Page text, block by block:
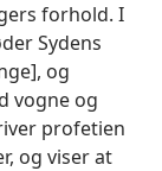
forhold. I
Sydens
og
vogne og
profetien
og viser at